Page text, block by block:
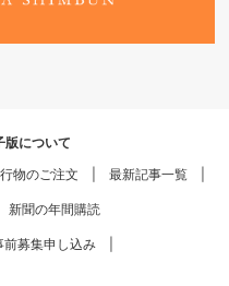
版について
物のご注文 最新記事一覧
新聞の年間購読
募集申し込み